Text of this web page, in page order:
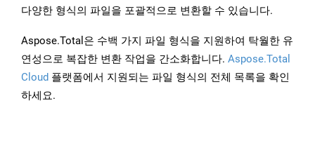
다양한 형식의 파일을 포괄적으로 변환할 수 있습니다.
Aspose.Total은 수백 가지 파일 형식을 지원하여 탁월한 유
연성으로 복잡한 변환 작업을 간소화합니다. Aspose.Total
Cloud 플랫폼에서 지원되는 파일 형식의 전체 목록을 확인
하세요.